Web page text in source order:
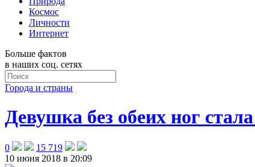
Космос
Личности
Интернет
Больше фактов
в наших соц. сетях
Города и страны
Девушка без обеих ног
0
15 719
10 июня 2018 в 20:09